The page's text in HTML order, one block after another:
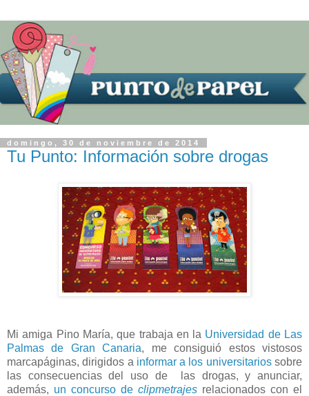
domingo, 30 de noviembre de 2014
Tu Punto: Información sobre drogas
Mi amiga Pino María, que trabaja en la Universidad de Las
Palmas de Gran Canaria, me consiguió estos vistosos
marcapáginas, dirigidos a informar a los universitariossobre
las consecuencias del uso de las drogas, y anunciar,
además, un concurso de clipmetrajes relacionados con el